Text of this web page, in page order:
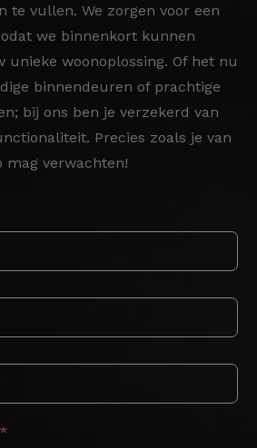
te vullen. We zorgen voor een
we binnenkort kunnen
unieke woonoplossing. Of het nu
binnendeuren of prachtige
bij ons ben je verzekerd van
Precies zoals je van
mag verwachten!